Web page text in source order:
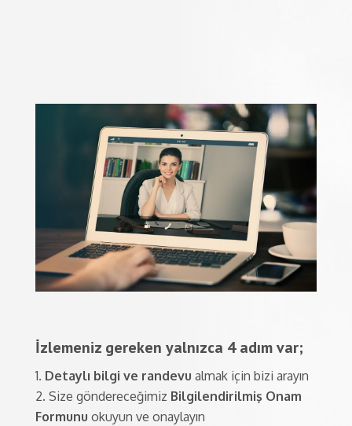
İzlemeniz gereken yalnızca 4 adım var;
Detaylı bilgi ve randevu almak için bizi arayın
Size göndereceğimiz Bilgilendirilmiş Onam
Formunu okuyun ve onaylayın